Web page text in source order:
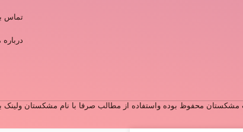
تماس
درباره
محفوظ بوده واستفاده از مطالب صرفا با نام مشکستان ولینک